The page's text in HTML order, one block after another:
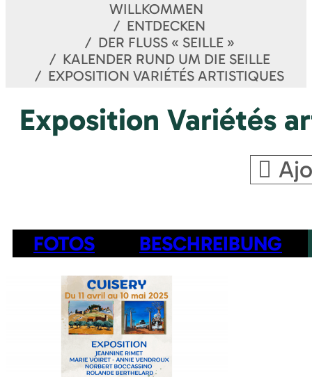
WILLKOMMEN
ENTDECKEN
DER FLUSS « SEILLE »
KALENDER RUND UM DIE SEILLE
EXPOSITION VARIÉTÉS ARTISTIQUES
Exposition Variétés
FOTOS BESCHREIBUNG